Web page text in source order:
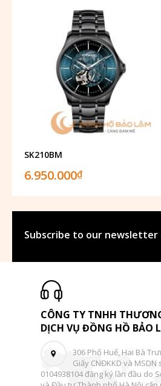
SK210BM
6.950.000₫
Subscribe to our
CÔNG TY TNHH
DỊCH VỤ ĐỒNG HỒ BẢO
306 Phố Huế, Hai Bà
Giấy CNĐKKD và MSDN
0104938104 đăng ký lần đầu do